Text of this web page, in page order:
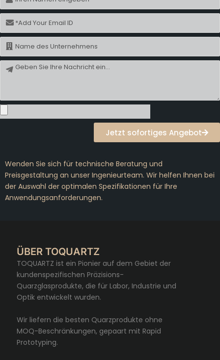
E-
Mail
Name
Nachricht
Jetzt sofortiges Angebot
Wenden Sie sich für technische Beratung und
Preisgestaltung an unser Ingenieurteam. Wir helfen Ihnen bei
der Auswahl der optimalen Spezifikationen für Ihre
Anwendungsanforderungen.
ÜBER TOQUARTZ
TOQUARTZ ist ein Pionier auf dem Gebiet der
kundenspezifischen Präzisions-
Quarzglasprodukte, die für Labor, Industrie und
Optik entwickelt wurden.
Wir liefern die besten Quarzprodukte ohne
MOQ-Beschränkungen, gepaart mit Rapid
Prototyping.